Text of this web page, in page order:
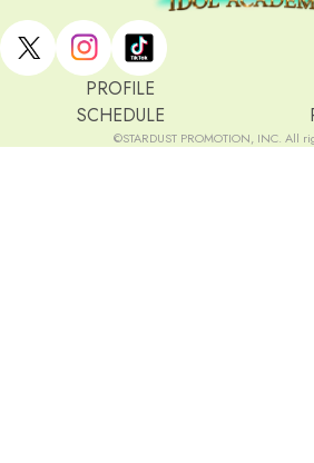
PROFILE
SCHEDULE
©STARDUST PROMOTION, INC. All